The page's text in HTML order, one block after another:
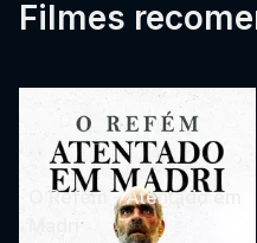
Filmes
O Refém - Atentado em